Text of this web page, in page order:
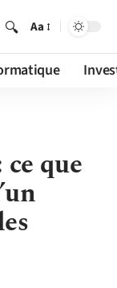
Aa
que